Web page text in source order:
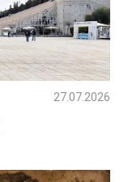
27.07.2026